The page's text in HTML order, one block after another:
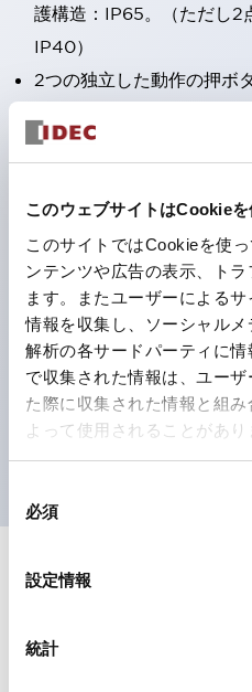
このウェブサイトはCookie
このサイトではCookieを使
ンテンツや広告の表示、ト
ます。またユーザーによる
情報を収集し、ソーシャル
解析の各サードパーティに
で収集された情報は、ユー
た際に収集された情報と組
よって使用されることがあり
必須
設定情報
統計
護構造：IP65。（ただし2
IP40）
2つの独立した動作の押ボ
の機能を1つのスイッチで
チも完備。
1つで6色の役をこなすLED
ごとに分かれていたLED球
現できるようにしました。
カラーユニバーサルデザイ
の点灯/消灯の認識および
対応。
ISO 3864-4安全色に対応
現がより明確・鮮明で、
仕様